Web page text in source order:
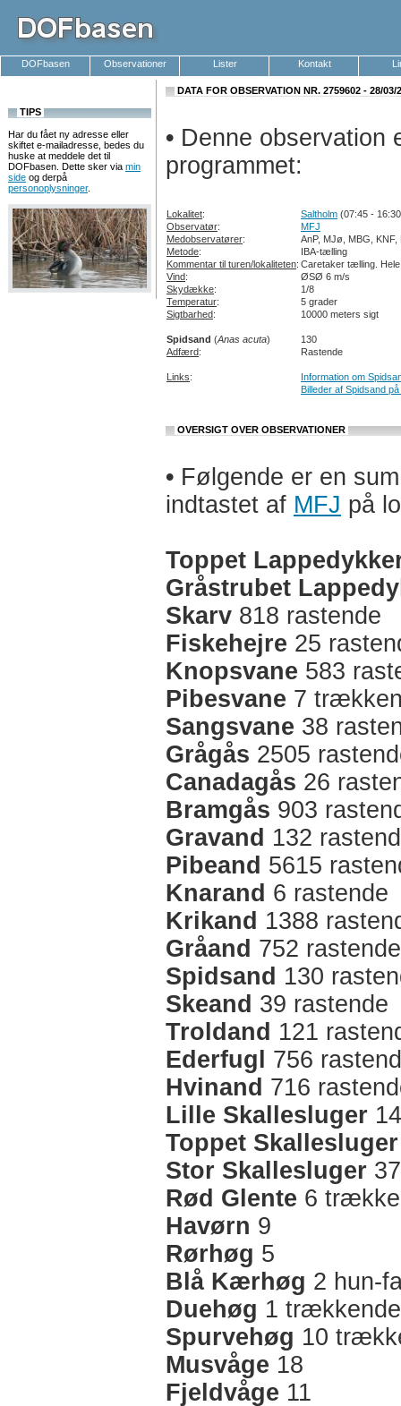
DOFbasen Observationer Lister Kontakt
TIPS
Har du fået ny adresse eller
skiftet e-mailadresse, bedes du
huske at meddele det til
DOFbasen. Dette sker via min
side og derpå
personoplysninger.
DATA FOR OBSERVATION NR. 2759602 - 28/03/
• Denne observation
programmet:
Lokalitet: Saltholm (07:45 -
Observatør:
MFJ
Medobservatører:
AnP, MJø, MBG, KNF,
Metode:
IBA-tælling
Kommentar til turen/lokaliteten: Caretaker tælling.
Vind:
ØSØ 6 m/s
Skydække:
1/8
Temperatur:
5 grader
Sigtbarhed: 10000 meters sigt
Spidsand (Anas acuta)
130
Adfærd: Rastende
Links:
Information om
Billeder af Spidsand
OVERSIGT OVER OBSERVATIONER
• Følgende er en
indtastet af MFJ på
Toppet
Gråstrubet
Skarv 818 rastende
Fiskehejre 25
Knopsvane 583
Pibesvane 7
Sangsvane 38
Grågås 2505
Canadagås 26
Bramgås 903
Gravand 132
Pibeand 5615
Knarand 6 rastende
Krikand 1388
Gråand 752 rastende
Spidsand 130
Skeand 39 rastende
Troldand 121
Ederfugl
756
Hvinand 716
Lille Skallesluger
Toppet Skallesluger
Stor Skallesluger
Rød Glente 6
Havørn 9
Rørhøg 5
Blå Kærhøg 2 hun-
Duehøg 1
Spurvehøg 10
Musvåge 18
Fjeldvåge 11